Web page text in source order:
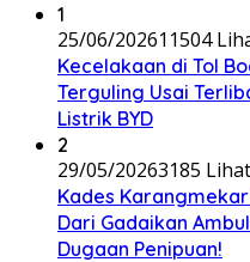
1
25/06/202611504
Kecelakaan di Tol
Terguling Usai
Listrik BYD
2
29/05/20263185 Lihat
Kades
Dari Gadaikan
Dugaan Penipuan!